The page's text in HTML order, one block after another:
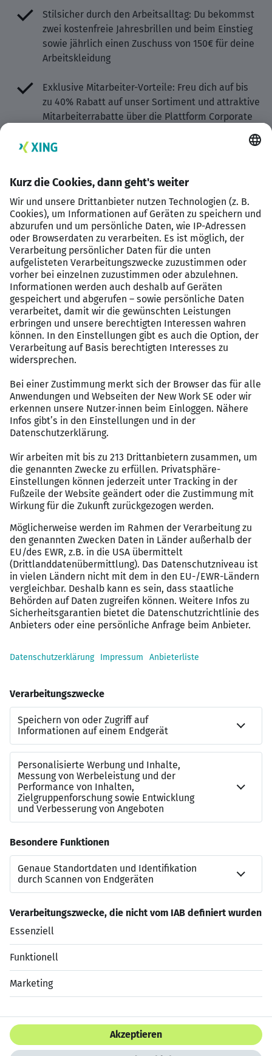
Stilsicher durch den Arbeitsalltag: Du bekommst
zwei kostenfreie Jahresbrillen und beim Einstieg
sowie jährlich einen Zuschuss von 150€ für deine
Arbeitskleidung
Exklusive Mitarbeiter-Vorteile: Freu dich auf bis
zu 40% Rabatt auf unser Sortiment und attraktive
Mitarbeiterrabatte über die Plattform Corporate
ermöglichen wir dir einen kostenlosen
Augengesundheitscheck in einem unserer Stores
Deine Gesundheit liegt uns am Herzen: Wir
bezuschussen deine persönliche Wellhub-
Mitgliedschaft nach bestandener Probezeit und
bieten dir Zugang zu OpenUp für deine mentale
Gesundheit
Deine Zukunft im Blick: Deine persönliche
Entwicklung ist uns wichtig – ob eine
Meisterförderung oder Traineeprogramm zum
Store Manager
Nachhaltige Mobilität: Da wir unseren Beitrag
zum Klima leisten möchten, erhältst du 50 %
Zuschuss für den ÖPNV oder ein vergünstigtes
Fahrrad über unseren Leasingpartner nach
bestandener Probezeit
Zeit zum Abschalten: Genieße zudem 30 Tage
Urlaub bei einer 5-Tage-Woche
Familienunterstützung: Wir bieten Eltern 10
bezahlte Urlaubstage (5-Tage-Woche) für die
Betreuung ihrer Kinder bis 12 Jahre im
Krankheitsfall
Altersvorsorge: Profitiere von
Arbeitgeberbeiträgen zur betrieblichen
Altersvorsorge
mehr zu unseren Stellenangeboten wissen wollen,
Vielfalt und Chancengleichheit: Bei uns zählst du!
Diversität und Chancengleichheit sind für uns mehr als
Worte. Bei uns arbeitest du auf Augenhöhe, denn jeder
Beitrag zählt und wird geschätzt. Eine offene
Feedbackkultur ist der Schlüssel zu unserem
gemeinsamen Erfolg. Unabhängig von Herkunft,
Geschlecht, Religion, Behinderung, Alter oder Identität
Deine Persönlichkeit ist unsere Stärke! SEE & BE SEEN
at #teamspex
Datenschutzerklärung